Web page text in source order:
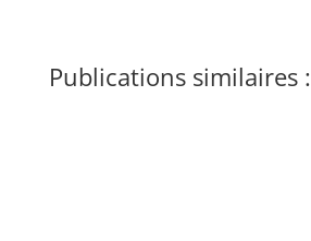
Publications similaires :